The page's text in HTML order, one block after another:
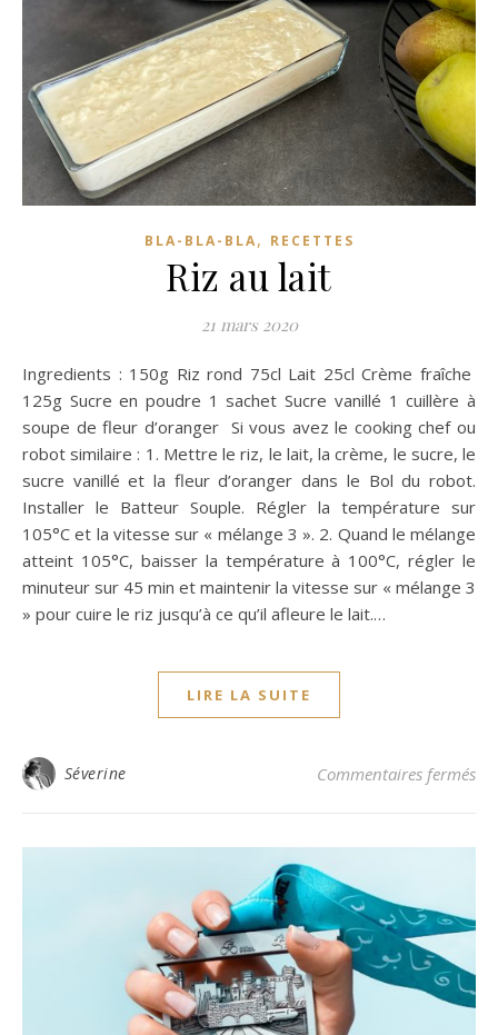
BLA-BLA-BLA, RECETTES
Riz au lait
21 mars 2020
Ingredients : 150g Riz rond 75cl Lait 25cl Crème fraîche
125g Sucre en poudre 1 sachet Sucre vanillé 1 cuillère à
soupe de fleur d’oranger Si vous avez le cooking chef ou
robot similaire : 1. Mettre le riz, le lait, la crème, le sucre, le
sucre vanillé et la fleur d’oranger dans le Bol du robot.
Installer le Batteur Souple. Régler la température sur
105°C et la vitesse sur « mélange 3 ». 2. Quand le mélange
atteint 105°C, baisser la température à 100°C, régler le
minuteur sur 45 min et maintenir la vitesse sur « mélange 3
» pour cuire le riz jusqu’à ce qu’il afleure le lait.…
LIRE LA SUITE
Séverine Commentaires fermés